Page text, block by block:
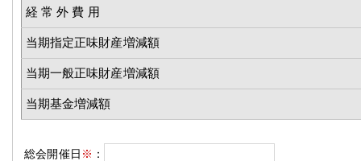
経 常 外 費 用
当期指定正味財産増減額
当期一般正味財産増減額
当期基金増減額
総会開催日 ※ ：